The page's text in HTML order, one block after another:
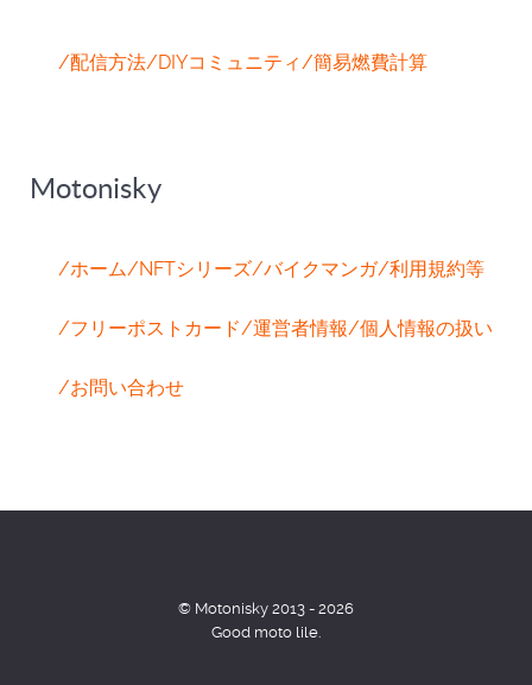
/配信方法/DIYコミュニティ/簡易燃費計算
Motonisky
/ホーム/NFTシリーズ/バイクマンガ/利用規約等
/フリーポストカード/運営者情報/個人情報の扱い
/お問い合わせ
© Motonisky 2013 - 2026
Good moto lile.